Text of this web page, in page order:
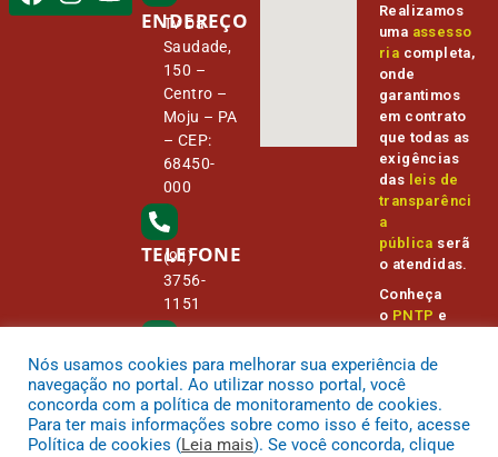
ENDEREÇO
Tv Da
Saudade,
150 –
Centro –
Moju – PA
– CEP:
68450-
000
TELEFONE
(91)
3756-
1151
E-MAIL
camara@
cmmoju.p
a.gov.br
Realizamos
uma assesso
ria completa,
onde
garantimos
em contrato
que todas as
exigências
das leis de
transparênci
a
pública serã
o atendidas.
Conheça
o PNTP e
Transparênc
ia Pública
Nós usamos cookies para melhorar sua experiência de
navegação no portal. Ao utilizar nosso portal, você
concorda com a política de monitoramento de cookies.
Para ter mais informações sobre como isso é feito, acesse
Política de cookies (Leia mais). Se você concorda, clique